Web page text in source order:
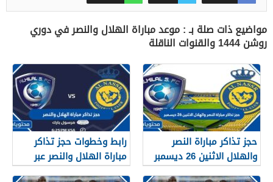
مواضيع ذات صلة بـ : موعد مباراة الهلال والنصر في دوري
روشن 1444 والقنوات الناقلة
حجز تذاكر مباراة النصر
والهلال الاثنين 26 ديسمبر
مرسول بارك
رابط وخطوات حجز تذاكر
مباراة الهلال والنصر عبر
تكت مكس 2022